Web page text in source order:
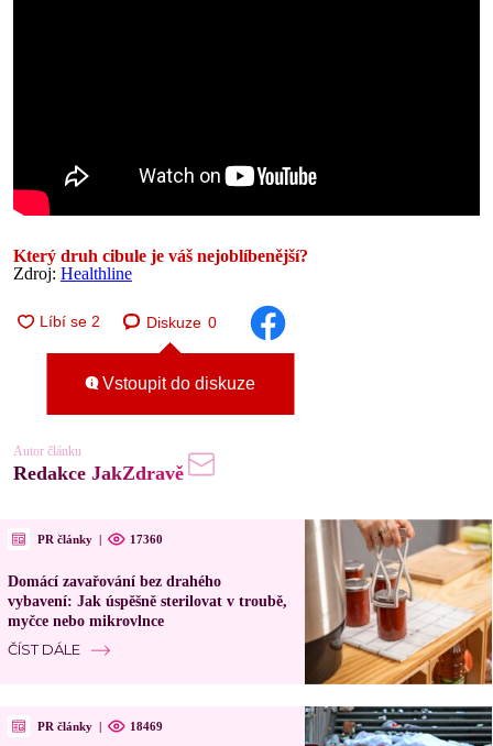
Který druh cibule je váš nejoblíbenější?
Zdroj: Healthline
Diskuze 0
Vstoupit do diskuze
Autor článku
Redakce JakZdravě
PR články | 17360
Domácí zavařování bez drahého
vybavení: Jak úspěšně sterilovat v troubě,
myčce nebo mikrovlnce
ČÍST DÁLE
PR články | 18469